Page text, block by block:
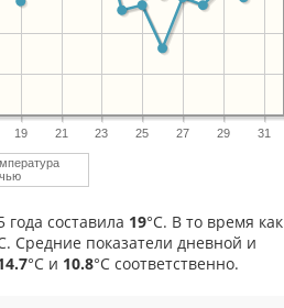
19 21 23 25 27 29 31
составила 19°С. В то время как
Средние показатели дневной и
°С и 10.8°С соответственно.